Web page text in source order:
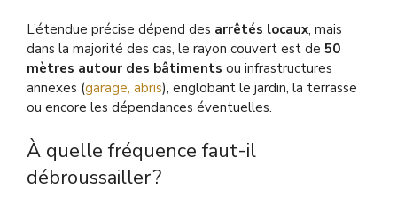
L’étendue précise dépend des arrêtés locaux, mais
dans la majorité des cas, le rayon couvert est de 50
mètres autour des bâtiments ou infrastructures
annexes (garage, abris), englobant le jardin, la terrasse
ou encore les dépendances éventuelles.
À quelle fréquence faut-il
débroussailler ?